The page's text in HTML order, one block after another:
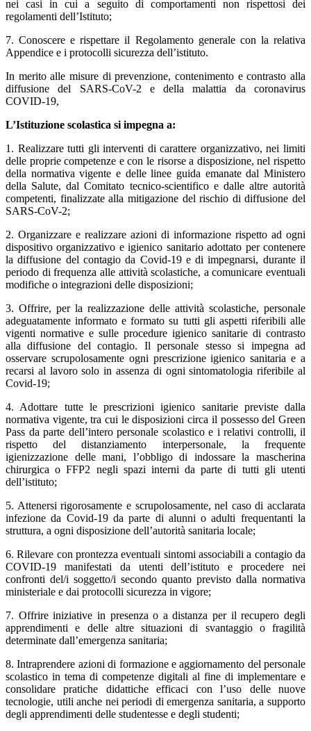
nei casi in cui a seguito di comportamenti non rispettosi dei
regolamenti dell’Istituto;
7. Conoscere e rispettare il Regolamento generale con la relativa
Appendice e i protocolli sicurezza dell’istituto.
In merito alle misure di prevenzione, contenimento e contrasto alla
diffusione del SARS-CoV-2 e della malattia da coronavirus
COVID-19,
L’Istituzione scolastica si impegna a:
1. Realizzare tutti gli interventi di carattere organizzativo, nei limiti
delle proprie competenze e con le risorse a disposizione, nel rispetto
della normativa vigente e delle linee guida emanate dal Ministero
della Salute, dal Comitato tecnico-scientifico e dalle altre autorità
competenti, finalizzate alla mitigazione del rischio di diffusione del
SARS-CoV-2;
2. Organizzare e realizzare azioni di informazione rispetto ad ogni
dispositivo organizzativo e igienico sanitario adottato per contenere
la diffusione del contagio da Covid-19 e di impegnarsi, durante il
periodo di frequenza alle attività scolastiche, a comunicare eventuali
modifiche o integrazioni delle disposizioni;
3. Offrire, per la realizzazione delle attività scolastiche, personale
adeguatamente informato e formato su tutti gli aspetti riferibili alle
vigenti normative e sulle procedure igienico sanitarie di contrasto
alla diffusione del contagio. Il personale stesso si impegna ad
osservare scrupolosamente ogni prescrizione igienico sanitaria e a
recarsi al lavoro solo in assenza di ogni sintomatologia riferibile al
Covid-19;
4. Adottare tutte le prescrizioni igienico sanitarie previste dalla
normativa vigente, tra cui le disposizioni circa il possesso del Green
Pass da parte dell’intero personale scolastico e i relativi controlli, il
rispetto del distanziamento interpersonale, la frequente
igienizzazione delle mani, l’obbligo di indossare la mascherina
chirurgica o FFP2 negli spazi interni da parte di tutti gli utenti
dell’istituto;
5. Attenersi rigorosamente e scrupolosamente, nel caso di acclarata
infezione da Covid-19 da parte di alunni o adulti frequentanti la
struttura, a ogni disposizione dell’autorità sanitaria locale;
6. Rilevare con prontezza eventuali sintomi associabili a contagio da
COVID-19 manifestati da utenti dell’istituto e procedere nei
confronti del/i soggetto/i secondo quanto previsto dalla normativa
ministeriale e dai protocolli sicurezza in vigore;
7. Offrire iniziative in presenza o a distanza per il recupero degli
apprendimenti e delle altre situazioni di svantaggio o fragilità
determinate dall’emergenza sanitaria;
8. Intraprendere azioni di formazione e aggiornamento del personale
scolastico in tema di competenze digitali al fine di implementare e
consolidare pratiche didattiche efficaci con l’uso delle nuove
tecnologie, utili anche nei periodi di emergenza sanitaria, a supporto
degli apprendimenti delle studentesse e degli studenti;